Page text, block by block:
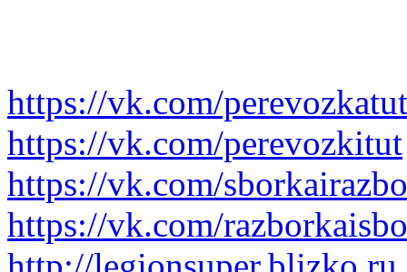
https://vk.com/perevozkatut
https://vk.com/perevozkitut
https://vk.com/
https://vk.com/